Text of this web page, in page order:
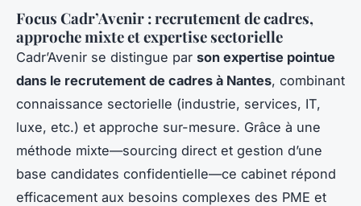
Focus Cadr’Avenir : recrutement de cadres,
approche mixte et expertise sectorielle
Cadr’Avenir se distingue par son expertise pointue
dans le recrutement de cadres à Nantes, combinant
connaissance sectorielle (industrie, services, IT,
luxe, etc.) et approche sur-mesure. Grâce à une
méthode mixte—sourcing direct et gestion d’une
base candidates confidentielle—ce cabinet répond
efficacement aux besoins complexes des PME et